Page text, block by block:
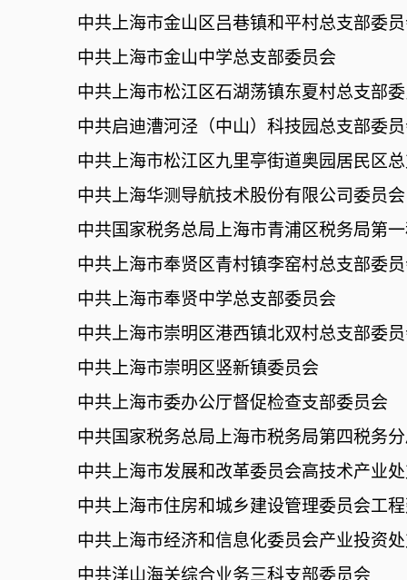
中共上海市金山区吕巷镇和平村总支部委
中共上海市金山中学总支部委员会
中共上海市松江区石湖荡镇东夏村总支部
中共启迪漕河泾（中山）科技园总支部委
中共上海市松江区九里亭街道奥园居民区
中共上海华测导航技术股份有限公司委员会
中共国家税务总局上海市青浦区税务局第
中共上海市奉贤区青村镇李窑村总支部委
中共上海市奉贤中学总支部委员会
中共上海市崇明区港西镇北双村总支部委
中共上海市崇明区竖新镇委员会
中共上海市委办公厅督促检查支部委员会
中共国家税务总局上海市税务局第四税务
中共上海市发展和改革委员会高技术产业
中共上海市住房和城乡建设管理委员会工
中共上海市经济和信息化委员会产业投资
中共洋山海关综合业务三科支部委员会